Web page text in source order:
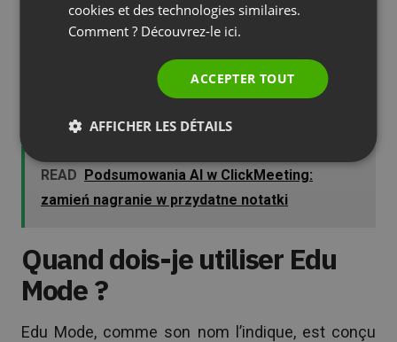
N’oubliez pas que le passage du Edu Mode au
et que vous pouvez le faire plusieurs fois au cours
d’une même session. Cela vous aidera à adapter le
format de vos cours à vos besoins actuels.
READ Podsumowania AI w ClickMeeting:
zamień nagranie w przydatne notatki
Quand dois-je utiliser Edu
Mode ?
Edu Mode, comme son nom l’indique, est conçu
cookies et des technologies similaires.
Comment ? Découvrez-le ici.
ACCEPTER TOUT
AFFICHER LES DÉTAILS